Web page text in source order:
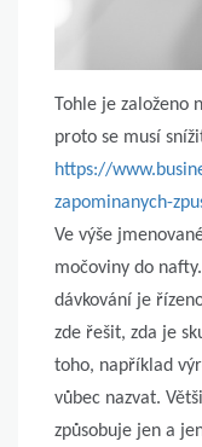
Tohle je založeno
proto se musí
https://
zapominanych-
Ve výše
močoviny do
dávkování je
zde řešit, zda je
toho, například
vůbec nazvat.
způsobuje jen a